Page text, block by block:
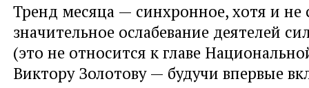
Тренд месяца — синхронное, хотя и
значительное ослабевание деятелей
(это не относится к главе
Виктору Золотову — будучи впервые